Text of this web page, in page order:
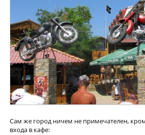
Сам же город ничем не примечателен,
входа в кафе: